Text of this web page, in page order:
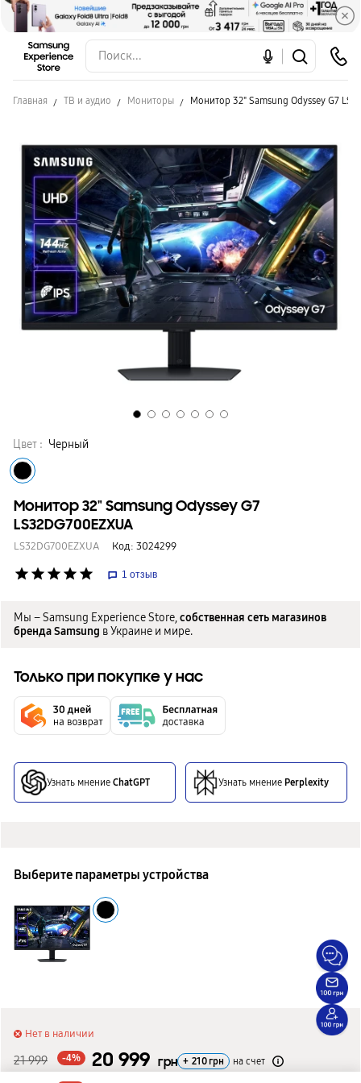
Главная ТВ и аудио Мониторы Монитор 32" Samsung Odyssey G7
Цвет : Черный
Монитор 32" Samsung Odyssey G7
LS32DG700EZXUA
LS32DG700EZXUA Код: 3024299
star star star star star 1 отзыв
Мы – Samsung Experience Store,собственная сеть магазинов
бренда Samsung в Украине и мире.
Только при покупке у нас
Узнать мнение ChatGPT Узнать мнение Perplexity
Выберите параметры устройства
Нет в наличии
21 999 -4% 20 999 грн + 210 грн на счет